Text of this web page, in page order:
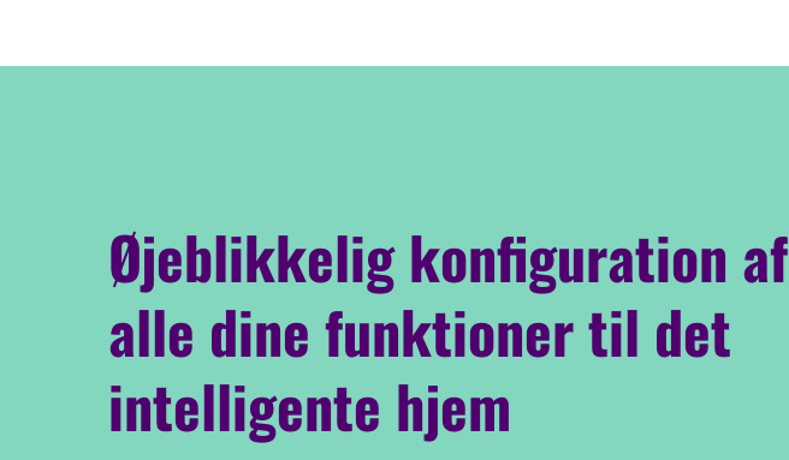
Øjeblikkelig konfiguration af
alle dine funktioner til det
intelligente hjem